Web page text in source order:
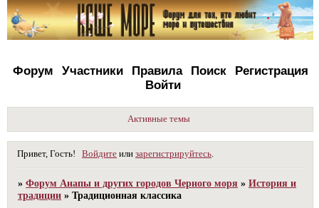
Форум Участники Правила Поиск
Регистрация
Войти
Активные темы
Привет, Гость! Войдите илизарегистрируйтесь
»Форум Анапы и других городов Черного моря »История и
традиции »Традиционная классика